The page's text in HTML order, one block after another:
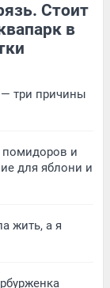
Стоит
в
— три причины
помидоров и
для яблони и
жить, а я